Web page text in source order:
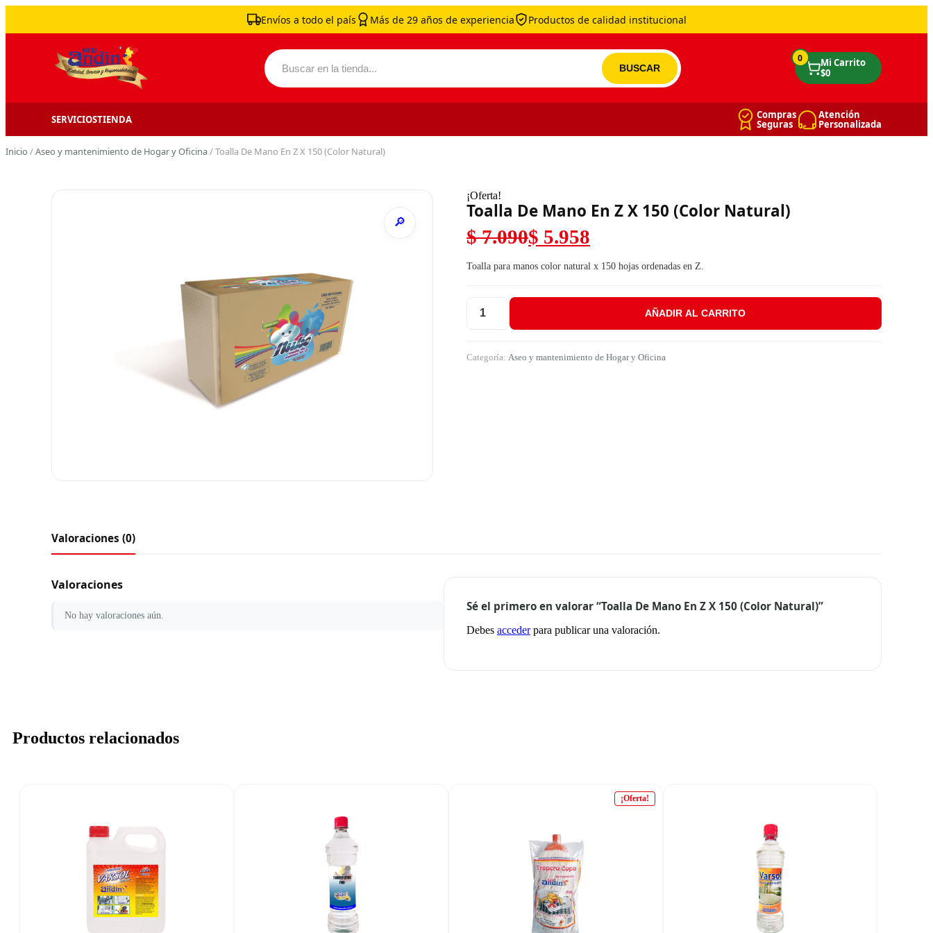
Envíos a todo el país Más de 29 años de experiencia Productos de calidad institucional
Buscar por: 0
SERVICIOSTIENDA Compras
Seguras
Atención
Personalizada
Inicio /Aseo y mantenimiento de Hogar y Oficina / Toalla De Mano En Z X 150 (Color Natural)
¡Oferta!
Toalla De Mano En Z X 150 (Color Natural)
$7.090
El precio original era: $ 7.090.
$ 5.958
El precio actual es: $ 5.958.
Toalla para manos color natural x 150 hojas ordenadas en Z.
Toalla De Mano En Z X 150 (Color Natural) cantidad
AÑADIR AL CARRITO
Categoría: Aseo y mantenimiento de Hogar y Oficina
Valoraciones (0)
Valoraciones
No hay valoraciones aún.
Sé el primero en valorar “Toalla De Mano En Z X 150 (Color Natural)”
Debes accederpara publicar una valoración.
Productos relacionados
¡Oferta!